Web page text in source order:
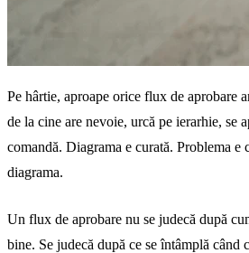
Pe hârtie, aproape orice flux de aprobare
de la cine are nevoie, urcă pe ierarhie, se
comandă. Diagrama e curată. Problema e
diagrama.
Un flux de aprobare nu se judecă după
bine. Se judecă după ce se întâmplă când